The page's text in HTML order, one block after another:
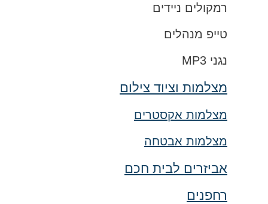
רמקולים ניידים
טייפ מנהלים
נגני MP3
מצלמות וציוד צילום
מצלמות אקסטרים
מצלמות אבטחה
אביזרים לבית חכם
רחפנים